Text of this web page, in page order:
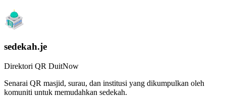
sedekah.je
Direktori QR DuitNow
Senarai QR masjid, surau, dan institusi yang dikumpulkan oleh
komuniti untuk memudahkan sedekah.